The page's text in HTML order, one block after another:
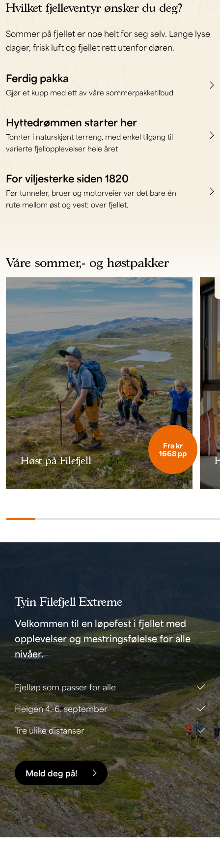
Hvilket fjelleventyr ønsker du deg?
Sommer på fjellet er noe helt for seg selv. Lange lyse
dager, frisk luft og fjellet rett utenfor døren.
Ferdig pakka
Gjør et kupp med ett av våre sommerpakketilbud
Hyttedrømmen starter her
Tomter i naturskjønt terreng, med enkel tilgang til
varierte fjellopplevelser hele året
For viljesterke siden 1820
Før tunneler, bruer og motorveier var det bare én
rute mellom øst og vest: over fjellet.
Våre sommer,- og høstpakker
Høst på Filefjell
Fra kr
1668 pp
Tyin Filefjell Extreme
Velkommen til en løpefest i fjellet med
opplevelser og mestringsfølelse for alle
nivåer.
Fjelløp som passer for alle
Helgen 4.-6. september
Tre ulike distanser
Meld deg på!